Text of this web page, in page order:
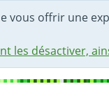
vous offrir une
les désactiver,